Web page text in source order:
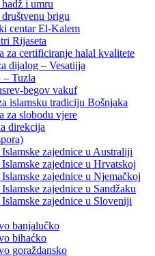
i umru
brigu
centar El-Kalem
Rijaseta
za certificiranje halal kvalitete
dijalog – Vesatijja
– Tuzla
begov vakuf
islamsku tradiciju Bošnjaka
za slobodu vjere
direkcija
zajednice u Australiji
zajednice u Hrvatskoj
zajednice u Njemačkoj
zajednice u Sandžaku
zajednice u Sloveniji
banjalučko
bihaćko
goraždansko